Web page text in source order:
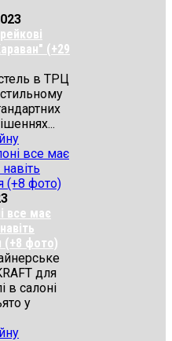
(+29
в ТРЦ
все має
(+8 фото)
для
в салоні
у